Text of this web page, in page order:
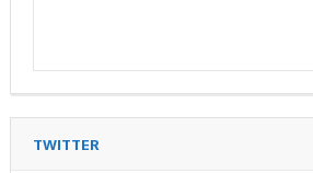
TWITTER